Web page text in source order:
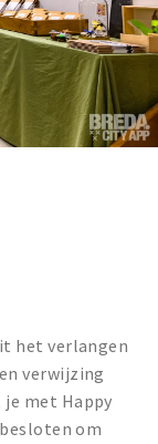
het verlangen
verwijzing
je met Happy
om